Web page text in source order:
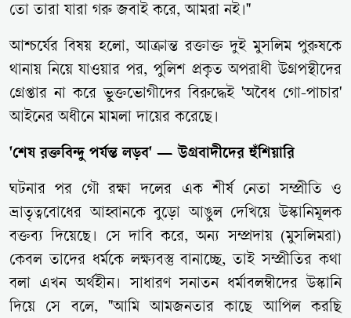
তো তারা যারা গরু জবাই করে, আমরা নই।"
আশ্চর্যের বিষয় হলো, আক্রান্ত রক্তাক্ত দুই মুসলিম পুরুষকে
থানায় নিয়ে যাওয়ার পর, পুলিশ প্রকৃত অপরাধী উগ্রপন্থীদের
গ্রেপ্তার না করে ভুক্তভোগীদের বিরুদ্ধেই 'অবৈধ গো-পাচার'
আইনের অধীনে মামলা দায়ের করেছে।
'শেষ রক্তবিন্দু পর্যন্ত লড়ব' — উগ্রবাদীদের হুঁশিয়ারি
ঘটনার পর গৌ রক্ষা দলের এক শীর্ষ নেতা সম্প্রীতি ও
ভ্রাতৃত্ববোধের আহ্বানকে বুড়ো আঙুল দেখিয়ে উস্কানিমূলক
বক্তব্য দিয়েছে। সে দাবি করে, অন্য সম্প্রদায় (মুসলিমরা)
কেবল তাদের ধর্মকে লক্ষ্যবস্তু বানাচ্ছে, তাই সম্প্রীতির কথা
বলা এখন অর্থহীন। সাধারণ সনাতন ধর্মাবলম্বীদের উস্কানি
দিয়ে সে বলে, "আমি আমজনতার কাছে আপিল করছি